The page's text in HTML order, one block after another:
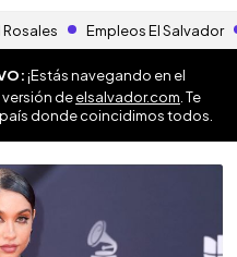
Empleos El Salvador
¡Estás navegando en el
versión deelsalvador.com . Te
donde coincidimos todos.